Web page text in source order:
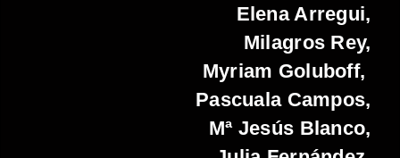
Elena Arregui,
Milagros Rey,
Myriam Goluboff,
Pascuala Campos,
Mª Jesús Blanco,